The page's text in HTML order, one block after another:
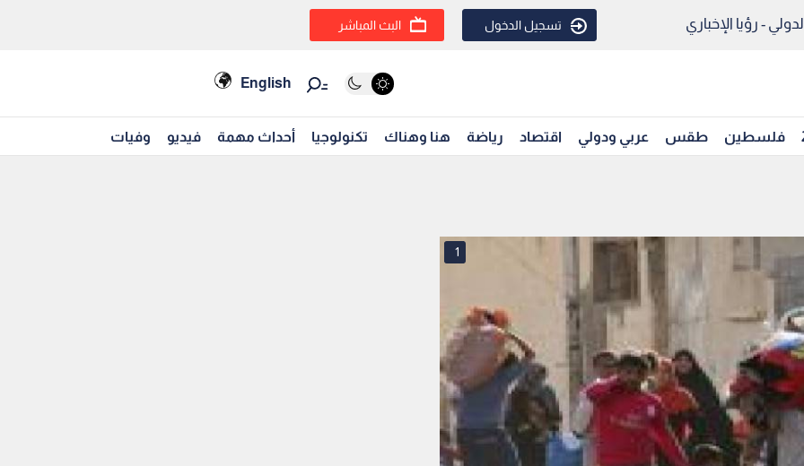
- رؤيا الإخباري تسجيل الدخول البث المباشر
English
فلسطين طقس عربي ودولي اقتصاد رياضة هنا وهناك تكنولوجيا أحداث مهمة فيديو وفيات
1